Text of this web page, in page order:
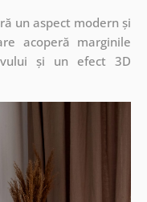
un aspect modern și
acoperă marginile
și un efect 3D